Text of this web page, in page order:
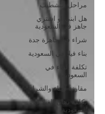
مراحل التشطيب
هل ابني او اشتري
جاهز في السعودية
شراء فيلا جاهزة جدة
بناء فيلا في السعودية
تكلفة البناء في
السعودية
مقارنة البناء والشراء
تكلفة دهان الفيلا في
السعودية